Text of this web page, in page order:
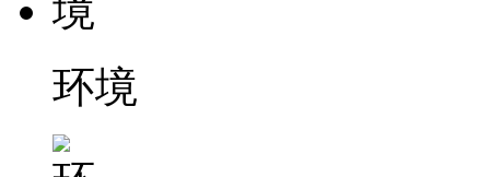
环境